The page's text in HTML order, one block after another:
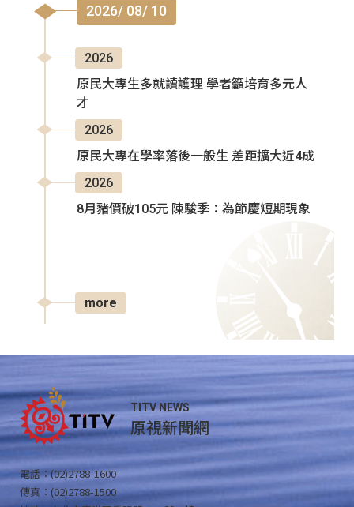
2026/ 08/ 10
2026
原民大專生多就讀護理 學者籲培育多元人
才
2026
原民大專在學率落後一般生 差距擴大近4成
2026
8月豬價破105元 陳駿季：為節慶短期現象
more
TITV NEWS
原視新聞網
電話：(02)2788-1600
傳真：(02)2788-1500